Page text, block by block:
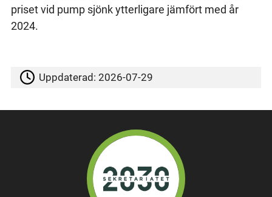
priset vid pump sjönk ytterligare jämfört med år
2024.
Uppdaterad:2026-07-29